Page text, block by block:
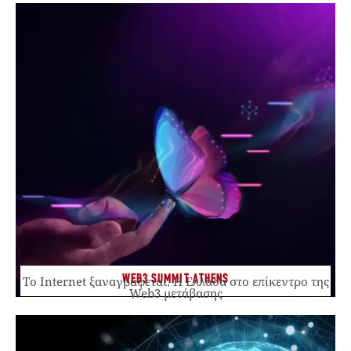
WEB3 SUMMIT ATHENS
Το Internet ξαναγράφεται. Η Ελλάδα στο επίκεντρο της
Web3 μετάβασης